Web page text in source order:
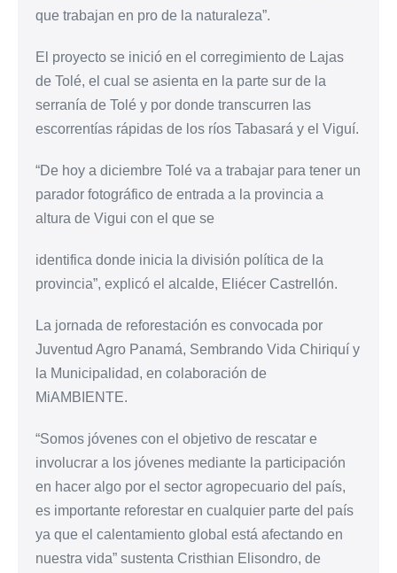
que trabajan en pro de la naturaleza”.
El proyecto se inició en el corregimiento de Lajas
de Tolé, el cual se asienta en la parte sur de la
serranía de Tolé y por donde transcurren las
escorrentías rápidas de los ríos Tabasará y el Viguí.
“De hoy a diciembre Tolé va a trabajar para tener un
parador fotográfico de entrada a la provincia a
altura de Vigui con el que se
identifica donde inicia la división política de la
provincia”, explicó el alcalde, Eliécer Castrellón.
La jornada de reforestación es convocada por
Juventud Agro Panamá, Sembrando Vida Chiriquí y
la Municipalidad, en colaboración de
MiAMBIENTE.
“Somos jóvenes con el objetivo de rescatar e
involucrar a los jóvenes mediante la participación
en hacer algo por el sector agropecuario del país,
es importante reforestar en cualquier parte del país
ya que el calentamiento global está afectando en
nuestra vida” sustenta Cristhian Elisondro, de